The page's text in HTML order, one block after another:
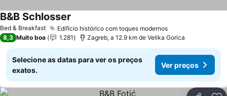
Bed & Breakfast Edifício histórico com toques modernosVer preços
B&B Schlosser
8,3 Muito boa 1.281 Zagreb, a 12.9 km de Velika Gorica
Selecione as datas para ver os preços
exatos.
Ver preços